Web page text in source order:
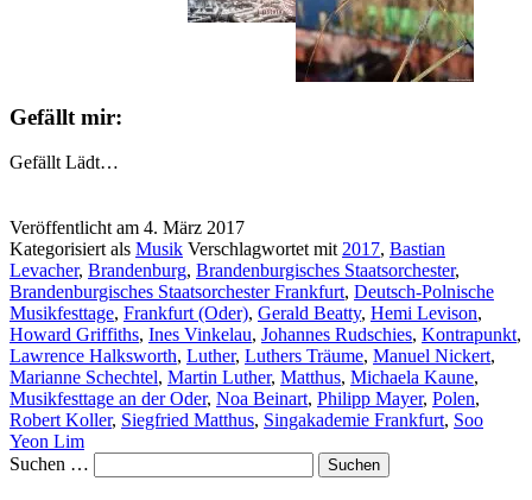
Gefällt mir:
Gefällt Lädt…
Veröffentlicht am 4. März 2017
Kategorisiert als Musik Verschlagwortet mit 2017, Bastian
Levacher, Brandenburg, Brandenburgisches Staatsorchester,
Brandenburgisches Staatsorchester Frankfurt, Deutsch-Polnische
Musikfesttage, Frankfurt (Oder), Gerald Beatty, Hemi Levison,
Howard Griffiths, Ines Vinkelau, Johannes Rudschies, Kontrapunkt,
Lawrence Halksworth, Luther, Luthers Träume, Manuel Nickert,
Marianne Schechtel, Martin Luther, Matthus, Michaela Kaune,
Musikfesttage an der Oder, Noa Beinart, Philipp Mayer, Polen,
Robert Koller, Siegfried Matthus, Singakademie Frankfurt, Soo
Yeon Lim
Suchen …